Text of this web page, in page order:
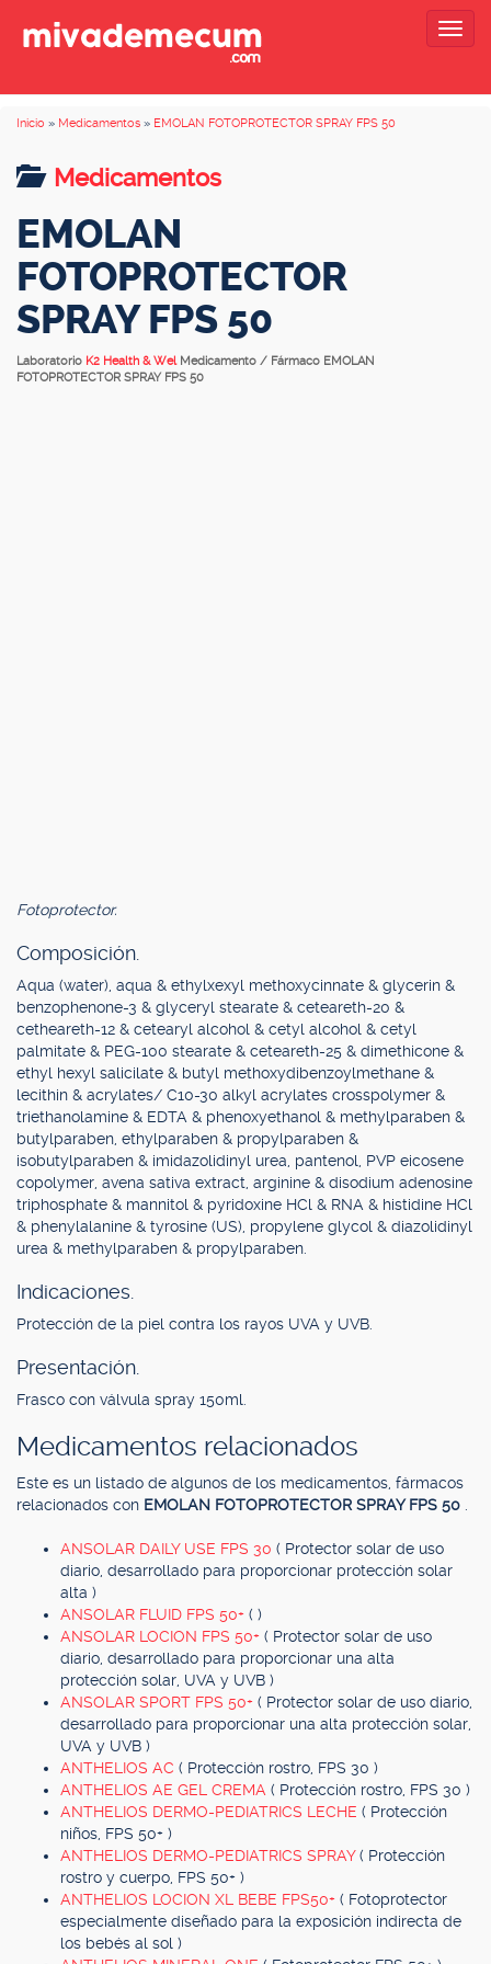
Inicio » Medicamentos » EMOLAN FOTOPROTECTOR SPRAY FPS 50
Medicamentos
EMOLAN
FOTOPROTECTOR
SPRAY FPS 50
Laboratorio K2 Health & Wel Medicamento / Fármaco EMOLAN
FOTOPROTECTOR SPRAY FPS 50
Fotoprotector.
Composición.
Aqua (water), aqua & ethylxexyl methoxycinnate & glycerin &
benzophenone-3 & glyceryl stearate & ceteareth-20 &
cetheareth-12 & cetearyl alcohol & cetyl alcohol & cetyl
palmitate & PEG-100 stearate & ceteareth-25 & dimethicone &
ethyl hexyl salicilate & butyl methoxydibenzoylmethane &
lecithin & acrylates/ C10-30 alkyl acrylates crosspolymer &
triethanolamine & EDTA & phenoxyethanol & methylparaben &
butylparaben, ethylparaben & propylparaben &
isobutylparaben & imidazolidinyl urea, pantenol, PVP eicosene
copolymer, avena sativa extract, arginine & disodium adenosine
triphosphate & mannitol & pyridoxine HCl & RNA & histidine HCl
& phenylalanine & tyrosine (US), propylene glycol & diazolidinyl
urea & methylparaben & propylparaben.
Indicaciones.
Protección de la piel contra los rayos UVA y UVB.
Presentación.
Frasco con válvula spray 150ml.
Medicamentos relacionados
Este es un listado de algunos de los medicamentos, fármacos
relacionados con EMOLAN FOTOPROTECTOR SPRAY FPS 50
ANSOLAR DAILY USE FPS 30 ( Protector solar de uso
diario, desarrollado para proporcionar protección solar
alta )
ANSOLAR FLUID FPS 50+ ( )
ANSOLAR LOCION FPS 50+ ( Protector solar de uso
diario, desarrollado para proporcionar una alta
protección solar, UVA y UVB )
ANSOLAR SPORT FPS 50+ ( Protector solar de uso diario,
desarrollado para proporcionar una alta protección solar,
UVA y UVB )
ANTHELIOS AC ( Protección rostro, FPS 30 )
ANTHELIOS AE GEL CREMA ( Protección rostro, FPS 30 )
ANTHELIOS DERMO-PEDIATRICS LECHE ( Protección
niños, FPS 50+ )
ANTHELIOS DERMO-PEDIATRICS SPRAY( Protección
rostro y cuerpo, FPS 50+ )
ANTHELIOS LOCION XL BEBE FPS50+ ( Fotoprotector
especialmente diseñado para la exposición indirecta de
los bebés al sol )